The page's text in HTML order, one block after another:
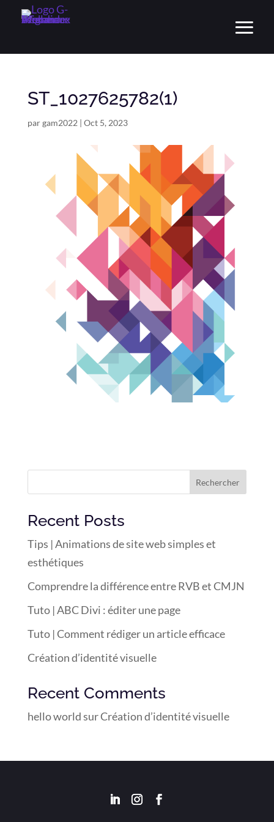
ST_1027625782(1)
pargam2022 | Oct 5, 2023
Rechercher
Recent Posts
Tips | Animations de site web simples et
esthétiques
Comprendre la différence entre RVB et CMJN
Tuto | ABC Divi : éditer une page
Tuto | Comment rédiger un article efficace
Création d’identité visuelle
Recent Comments
hello worldsurCréation d’identité visuelle